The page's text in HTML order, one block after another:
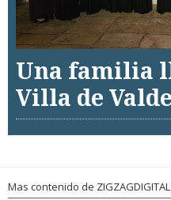
Una familia
Villa de
Mas contenido de